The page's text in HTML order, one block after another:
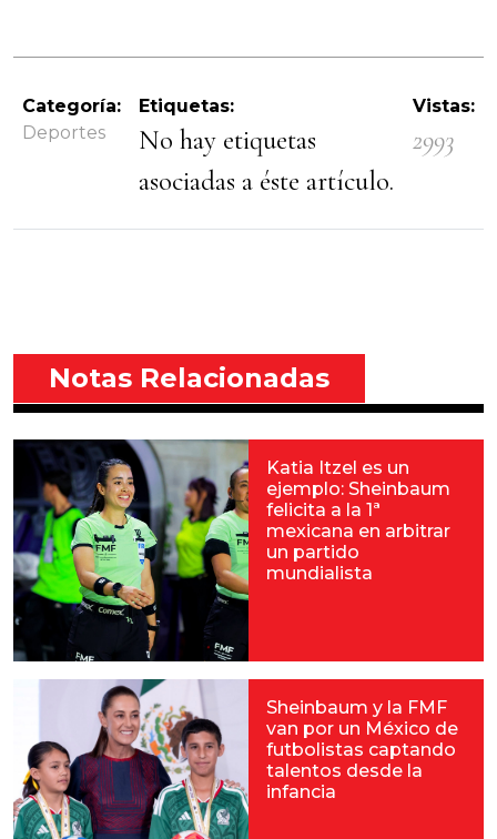
Categoría:
Deportes
Etiquetas:
No hay etiquetas
asociadas a éste artículo.
Vistas:
2993
Notas Relacionadas
Katia Itzel es un
ejemplo: Sheinbaum
felicita a la 1ª
mexicana en arbitrar
un partido
mundialista
Sheinbaum y la FMF
van por un México de
futbolistas captando
talentos desde la
infancia